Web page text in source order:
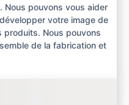
pouvons vous aider
votre image de
produits. Nous pouvons
de la fabrication et